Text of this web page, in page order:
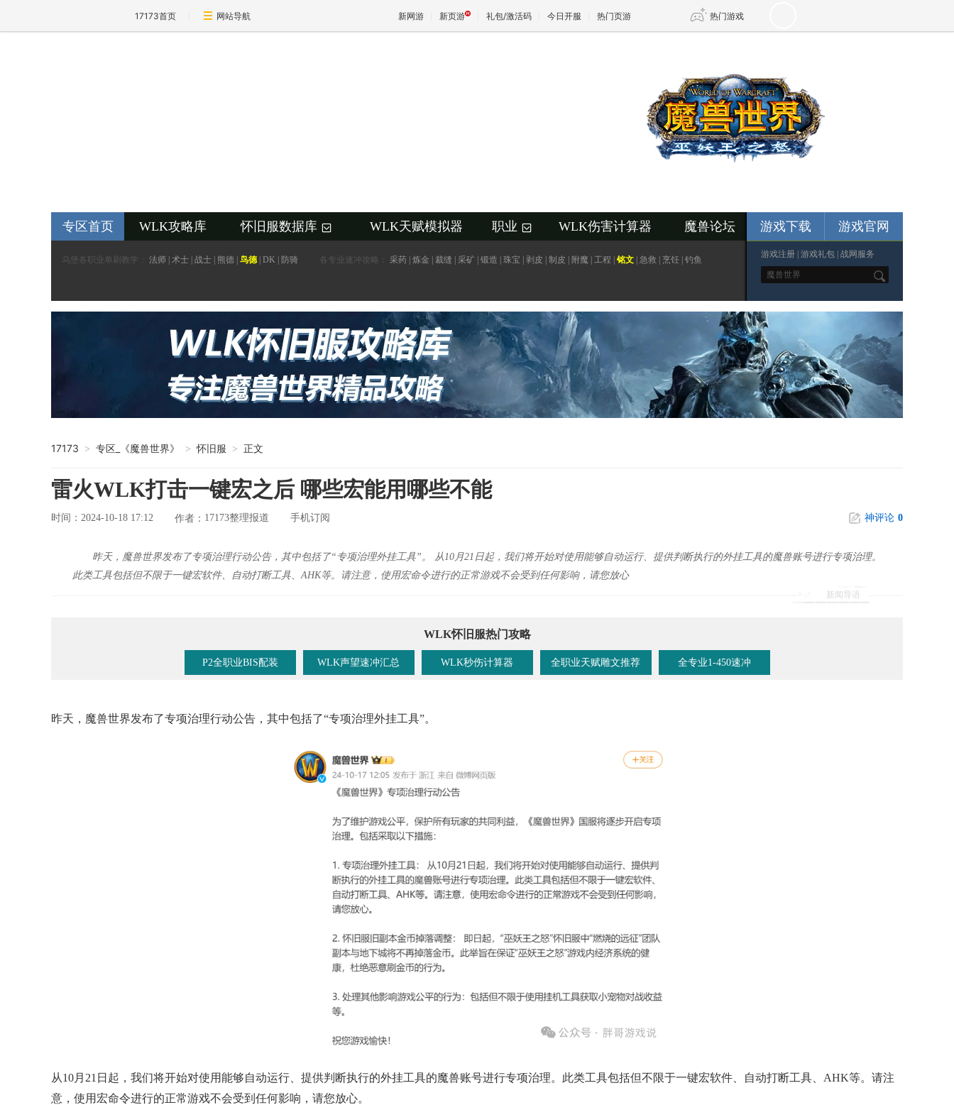
17173首页 网站导航 新网游 新页游 礼包/激活码 今日开服 热门页游 热门游戏
DNF 传奇4
剑网3旗舰版 新天龙八部
专区首页 WLK攻略库 怀旧服数据库 + WLK天赋模拟器 职业 + WLK伤害计算器 魔兽论坛
乌堡各职业单刷教学： 法师 术士 战士 熊德 鸟德| DK 防骑 各专业速冲攻略： 采药 炼金 裁缝 采矿 锻造 珠宝 剥皮 制皮 附魔 工程 铭文 急救 烹饪 钓鱼
游戏下载 游戏官网
游戏注册 游戏礼包 战网服务
*
17173 > 专区_《魔兽世界》 > 怀旧服 > 正文
雷火WLK打击一键宏之后 哪些宏能用哪些不能
时间：2024-10-18 17:12 作者： 17173整理报道 手机订阅 神评论 0
新闻导语
昨天，魔兽世界发布了专项治理行动公告，其中包括了“专项治理外挂工具”。 从10月21日起，我们将开始对使用能够自动运行、提供判断执行的外挂工具的魔兽账号进行专项治理。
此类工具包括但不限于一键宏软件、自动打断工具、AHK等。请注意，使用宏命令进行的正常游戏不会受到任何影响，请您放心
WLK怀旧服热门攻略
P2全职业BIS配装 WLK声望速冲汇总 WLK秒伤计算器 全职业天赋雕文推荐 全专业1-450速冲
昨天，魔兽世界发布了专项治理行动公告，其中包括了“专项治理外挂工具”。
从10月21日起，我们将开始对使用能够自动运行、提供判断执行的外挂工具的魔兽账号进行专项治理。此类工具包括但不限于一键宏软件、自动打断工具、AHK等。请注
意，使用宏命令进行的正常游戏不会受到任何影响，请您放心。